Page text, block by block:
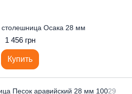
столешница Осака 28 мм
1 456 грн
Купить